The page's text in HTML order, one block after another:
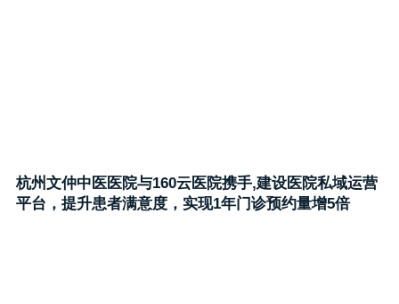
杭州文仲中医医院与160云医院携手,建设医院私域运营
平台，提升患者满意度，实现1年门诊预约量增5倍